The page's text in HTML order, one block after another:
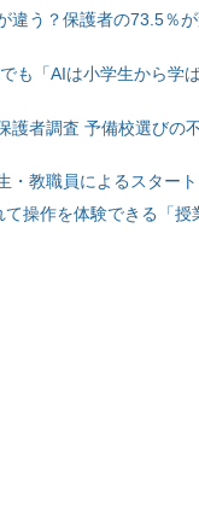
違う？保護者の73.5％
も「AIは小学生から学
護者調査 予備校選びの
教職員によるスター
操作を体験できる「